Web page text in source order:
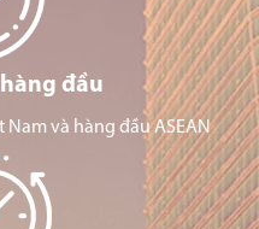
đầu
và hàng đầu ASEAN